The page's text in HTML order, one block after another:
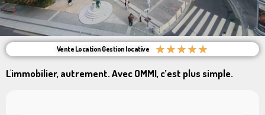
Vente Location Gestion locative ★★★★★
L'immobilier, autrement. Avec OMMI, c’est plus simple.